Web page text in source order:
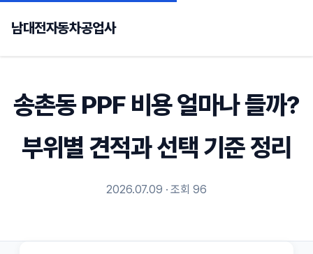
남대전자동차공업사
송촌동 PPF 비용 얼마나 들까?
부위별 견적과 선택 기준 정리
2026.07.09 · 조회 96